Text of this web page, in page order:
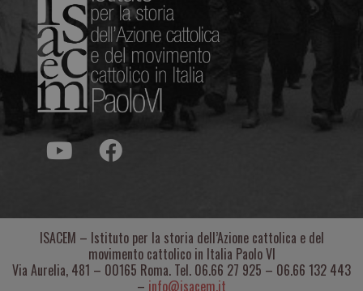
ISACEM – Istituto per la storia dell’Azione cattolica e del
movimento cattolico in Italia Paolo VI
Via Aurelia, 481 – 00165 Roma. Tel. 06.66 27 925 – 06.66 132 443
– info@isacem.it